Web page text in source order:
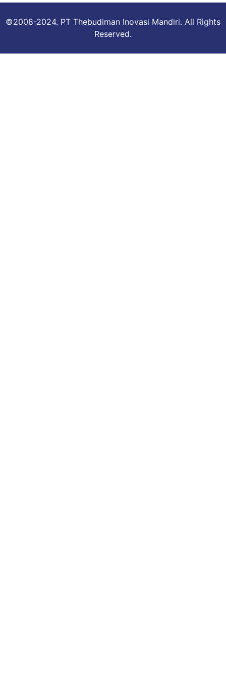
©2008-2024. PT Thebudiman Inovasi Mandiri. All Rights
Reserved.